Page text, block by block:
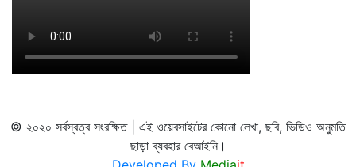
© ২০২০ সর্বস্বত্ব সংরক্ষিত | এই ওয়েবসাইটের কোনো লেখা, ছবি, ভিডিও অনুমতি
ছাড়া ব্যবহার বেআইনি।